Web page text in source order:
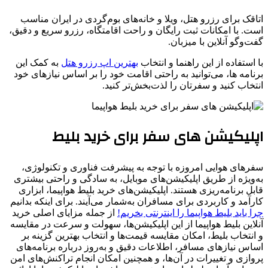
اتاقک برای رزرو هتل، ویلا و خانه‌های بوم‌گردی در ایران مناسب
است. با امکانات ثبت رایگان و راحت اقامتگاه، رزرو سریع و دقیق،
گفت‌وگو آنلاین با میزبان.
با استفاده از این راهنما و انتخاب بهترین اپ رزرو هتل به کمک این
برنامه ‌ها، می‌توانید به راحتی اقامت خود را بر اساس نیازهای خود
انتخاب کنید و سفرتان را لذت‌بخش‌تر کنید.
اپلیکیشن های سفر برای خرید بلیط
سفرهای هوایی امروزه با توجه به پیشرفت فناوری و تکنولوژی،
به‌ویژه از طریق اپلیکیشن‌های موبایل، به سادگی و راحتی بیشتری
قابل برنامه‌ریزی هستند. اپلیکیشن‌های خرید بلیط هواپیما، ابزاری
کارآمد و کاربردی برای مسافران به‌شمار می‌آیند. برای اینکه بدانیم
چرا باید بلیط هواپیما را اینترنتی بخریم! از جمله مزایای اصلی خرید
آنلاین بلیط هواپیما از این اپلیکیشن‌ها، سهولت و سرعت در مقایسه
و انتخاب بلیط، امکان مقایسه قیمت‌ها و انتخاب بهترین گزینه بر
اساس نیازهای مسافر، اطلاعات دقیق و به‌روز درباره برنامه‌های
پروازی و تغییرات در آن‌ها، و همچنین امکان انجام تراکنش‌های امن